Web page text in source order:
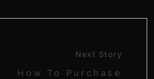
Next Story
How To Purchase